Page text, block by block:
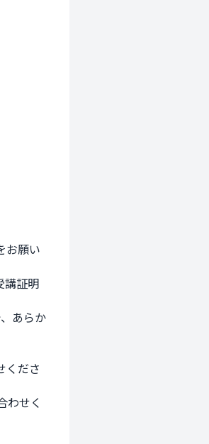
お願い
講証明
あらか
くださ
わせく